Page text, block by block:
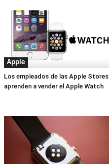
Apple
Los empleados de las Apple Stores
aprenden a vender el Apple Watch